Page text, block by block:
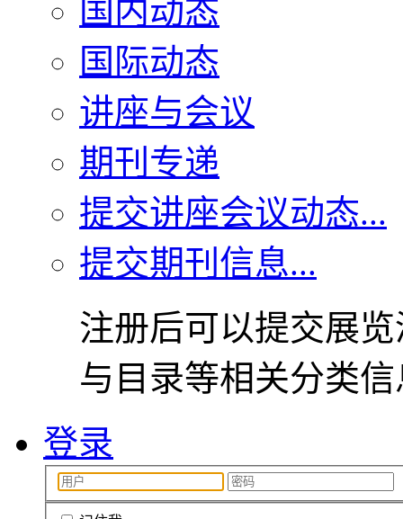
国内动态
国际动态
讲座与会议
期刊专递
提交讲座会议动态...
提交期刊信息...
注册后可以提交展
与目录等相关分类
登录